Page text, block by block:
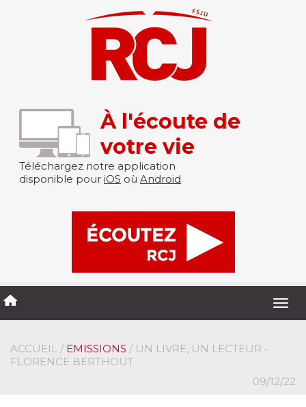
À l'écoute de
votre vie
Téléchargez notre application
disponible pour iOS où Android
ACCUEIL / EMISSIONS / UN LIVRE, UN LECTEUR -
FLORENCE BERTHOUT
09/12/22